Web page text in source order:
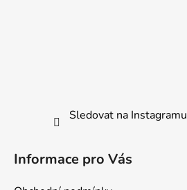
Sledovat na Instagramu
Informace pro Vás